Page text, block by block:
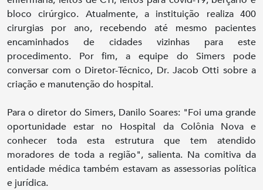
bloco cirúrgico. Atualmente, a instituição realiza 400
cirurgias por ano, recebendo até mesmo pacientes
encaminhados de cidades vizinhas para este
procedimento. Por fim, a equipe do Simers pode
conversar com o Diretor-Técnico, Dr. Jacob Otti sobre a
criação e manutenção do hospital.
Para o diretor do Simers, Danilo Soares: "Foi uma grande
oportunidade estar no Hospital da Colônia Nova e
conhecer toda esta estrutura que tem atendido
moradores de toda a região", salienta. Na comitiva da
entidade médica também estavam as assessorias política
e jurídica.